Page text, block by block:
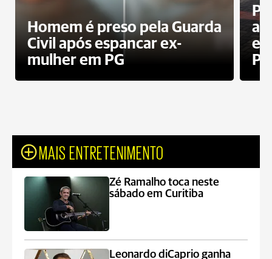
Homem é preso pela Guarda
Civil após espancar ex-
mulher em PG
MAIS ENTRETENIMENTO
Zé Ramalho toca neste
sábado em Curitiba
Leonardo diCaprio ganha